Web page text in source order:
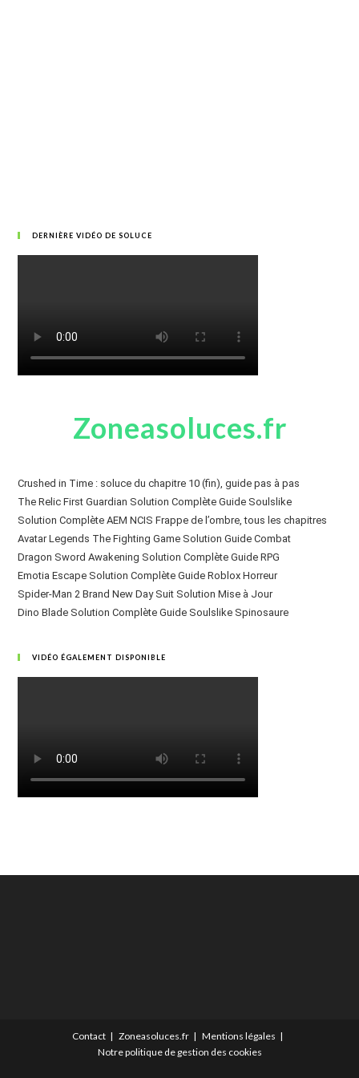
DERNIÈRE VIDÉO DE SOLUCE
Zoneasoluces.fr
Crushed in Time : soluce du chapitre 10 (fin), guide pas à pas
The Relic First Guardian Solution Complète Guide Soulslike
Solution Complète AEM NCIS Frappe de l’ombre, tous les chapitres
Avatar Legends The Fighting Game Solution Guide Combat
Dragon Sword Awakening Solution Complète Guide RPG
Emotia Escape Solution Complète Guide Roblox Horreur
Spider-Man 2 Brand New Day Suit Solution Mise à Jour
Dino Blade Solution Complète Guide Soulslike Spinosaure
VIDÉO ÉGALEMENT DISPONIBLE
Contact Zoneasoluces.fr
Mentions légales
Notre politique de gestion des cookies